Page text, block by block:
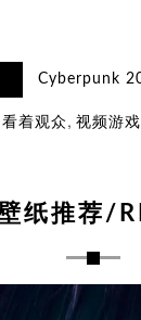
Cyber​​punk
看着观众, 视频游戏
纸推荐/